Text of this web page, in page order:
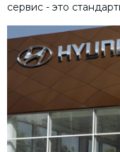
сервис - это